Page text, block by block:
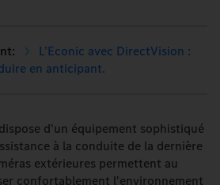
L’Econic avec DirectVision :
en anticipant.
d'un équipement sophistiqué
à la conduite de la dernière
extérieures permettent au
confortablement l'environnement